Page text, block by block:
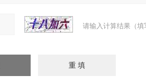
请输入计算结果（